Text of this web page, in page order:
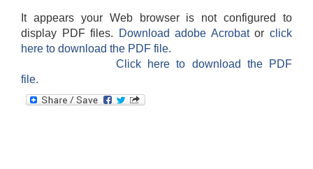
It appears your Web browser is not configured to
display PDF files.
Download adobe Acrobatorclick
here to download the PDF file.
Click here to download the PDF
file.